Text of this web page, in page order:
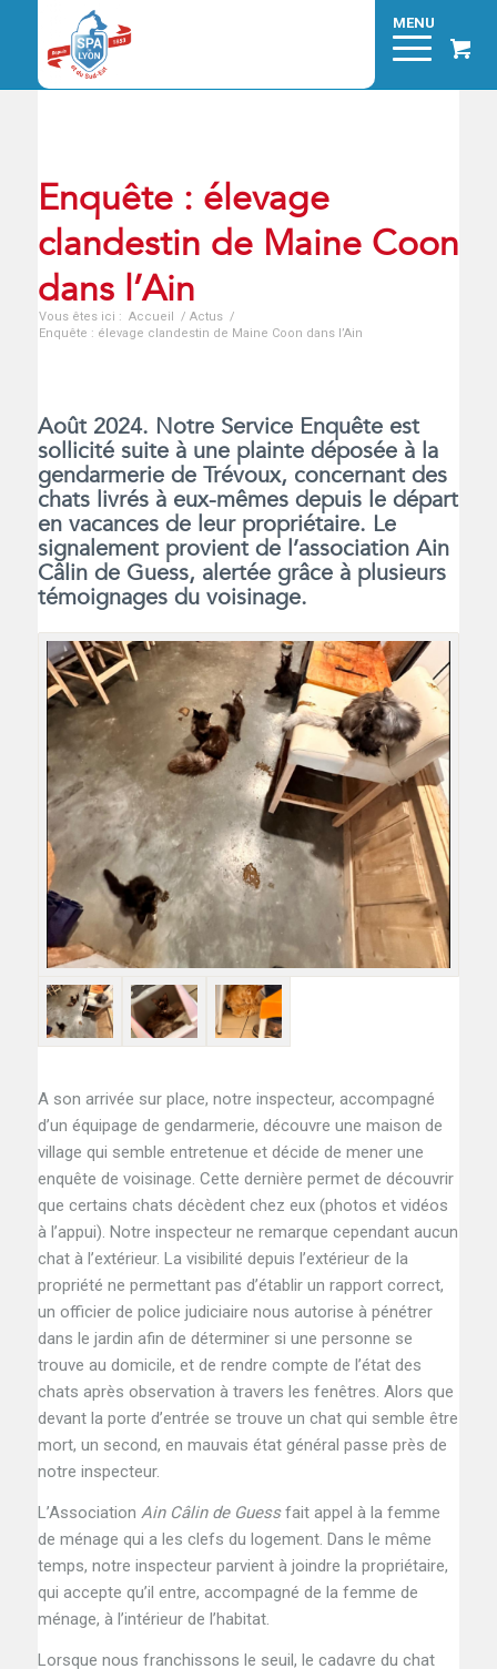
Enquête : élevage
clandestin de Maine Coon
dans l’Ain
Vous êtes ici : Accueil / Actus /
Enquête : élevage clandestin de Maine Coon dans l’Ain
Août 2024. Notre Service Enquête est
sollicité suite à une plainte déposée à la
gendarmerie de Trévoux, concernant des
chats livrés à eux-mêmes depuis le départ
en vacances de leur propriétaire. Le
signalement provient de l’association Ain
Câlin de Guess, alertée grâce à plusieurs
témoignages du voisinage.
A son arrivée sur place, notre inspecteur, accompagné
d’un équipage de gendarmerie, découvre une maison de
village qui semble entretenue et décide de mener une
enquête de voisinage. Cette dernière permet de découvrir
que certains chats décèdent chez eux (photos et vidéos
à l’appui). Notre inspecteur ne remarque cependant aucun
chat à l’extérieur. La visibilité depuis l’extérieur de la
propriété ne permettant pas d’établir un rapport correct,
un officier de police judiciaire nous autorise à pénétrer
dans le jardin afin de déterminer si une personne se
trouve au domicile, et de rendre compte de l’état des
chats après observation à travers les fenêtres. Alors que
devant la porte d’entrée se trouve un chat qui semble être
mort, un second, en mauvais état général passe près de
notre inspecteur.
L’Association Ain Câlin de Guessfait appel à la femme
de ménage qui a les clefs du logement. Dans le même
temps, notre inspecteur parvient à joindre la propriétaire,
qui accepte qu’il entre, accompagné de la femme de
ménage, à l’intérieur de l’habitat.
Lorsque nous franchissons le seuil, le cadavre du chat